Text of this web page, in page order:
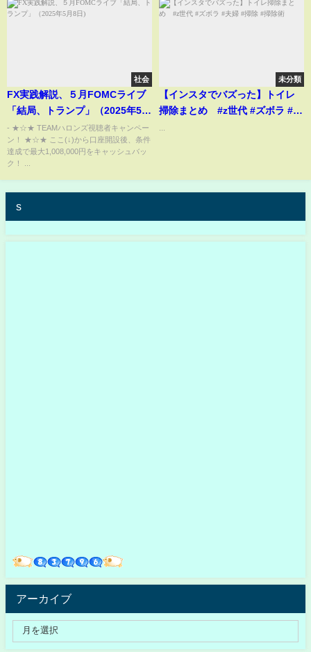
社会
FX実践解説、５月FOMCライブ
「結局、トランプ」（2025年5月
8日)
- ★☆★ TEAMハロンズ視聴者キャンペー
ン！ ★☆★ ここ(↓)から口座開設後、条件
達成で最大1,008,000円をキャッシュバッ
ク！ ...
未分類
【インスタでバズった】トイレ
掃除まとめ #z世代 #ズボラ #夫
s
アーカイブ